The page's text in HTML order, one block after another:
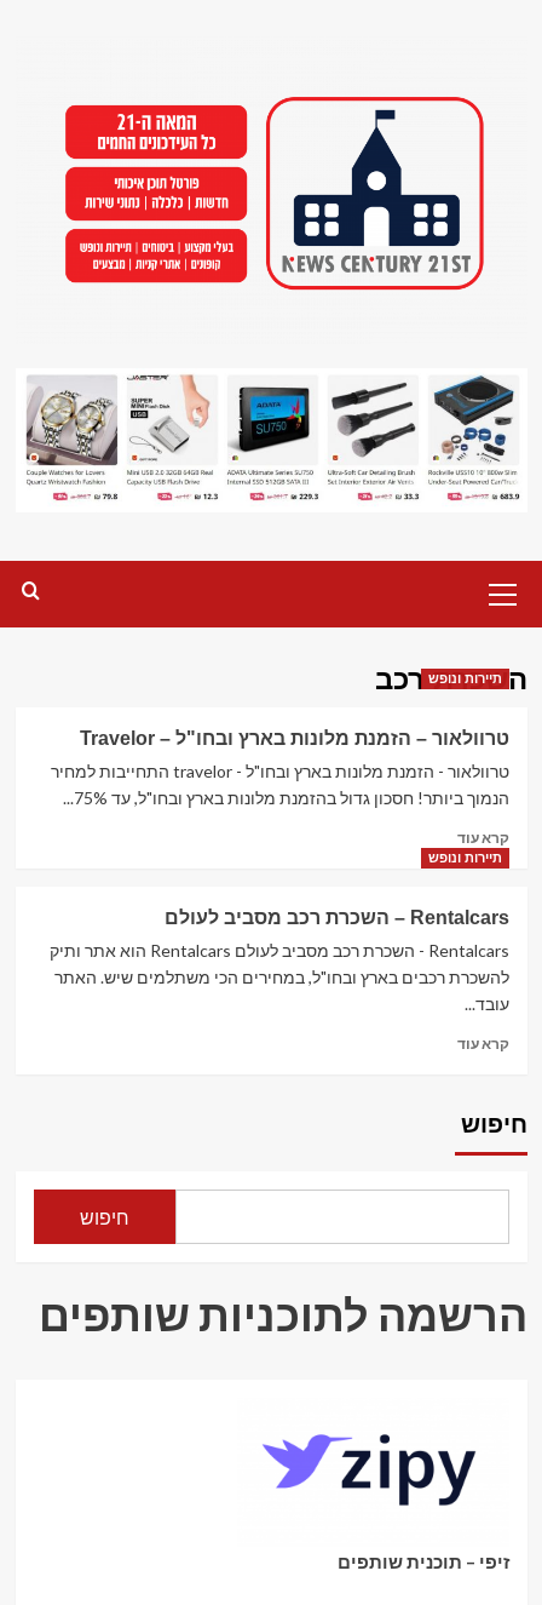
Menu
השכרת רכב
תיירות ונופש
טרוולאור – הזמנת מלונות בארץ ובחו"ל – Travelor
טרוולאור - הזמנת מלונות בארץ ובחו"ל - travelor התחייבות למחיר
הנמוך ביותר! חסכון גדול בהזמנת מלונות בארץ ובחו"ל, עד 75%...
קרא עודRead
more
–
הזמנת
מלונות
–
תיירות ונופש
Rentalcars – השכרת רכב מסביב לעולם
Rentalcars - השכרת רכב מסביב לעולם Rentalcars הוא אתר ותיק
להשכרת רכבים בארץ ובחו"ל, במחירים הכי משתלמים שיש. האתר
עובד...
קרא עודRead
השכרת
חיפוש
חיפוש
הרשמה לתוכניות שותפים
זיפי – תוכנית שותפים